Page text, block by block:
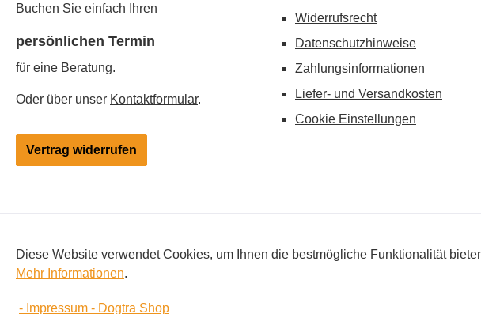
Buchen Sie einfach Ihren
persönlichen Termin
für eine Beratung.
Oder über unser Kontaktformular.
Vertrag widerrufen
Widerrufsrecht
Datenschutzhinweise
Zahlungsinformationen
Liefer- und Versandkosten
Cookie Einstellungen
Alle Preise inkl. gesetzl. Mehrwertsteuer zzgl. Versandkosten, wenn nicht anders
Änderungen vorbehalten. Hinweis: Besitz und Verwendung von Elektroimpuls-Geräten
Diese Website verwendet Cookies, um Ihnen die bestmögliche Funktionalität
Mehr Informationen.
- Impressum - Dogtra Shop